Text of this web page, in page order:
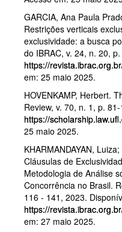
GARCIA, Ana Paula
Restrições verticais
exclusividade: a busca
do IBRAC, v. 24, n. 20,
https://
em: 25 maio 2025.
HOVENKAMP, Herbert.
Review, v. 70, n. 1, p.
https://
25 maio 2025.
KHARMANDAYAN,
Cláusulas de
Metodologia de Análise
Concorrência no Brasil.
116 - 141, 2023.
https://
em: 27 maio 2025.